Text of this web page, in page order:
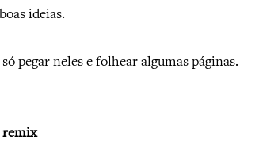
ideias.
pegar neles e folhear algumas páginas.
remix